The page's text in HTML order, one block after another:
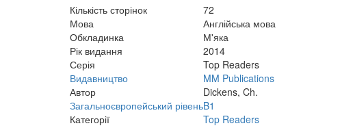
Кількість сторінок
72
Мова
Англійська мова
Обкладинка
М'яка
Рік видання
2014
Серія
Top Readers
Видавництво
MM Publications
Автор
Dickens, Ch.
Загальноєвропейський рівеньB1
Категорії
Top Readers